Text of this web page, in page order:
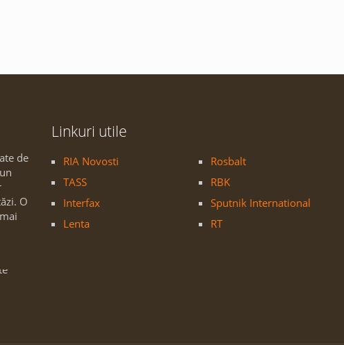
de
O
Linkuri utile
RIA Novosti
TASS
Interfax
Lenta
Rosbalt
RBK
Sputnik International
RT